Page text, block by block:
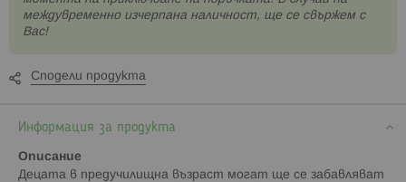
междувременно изчерпана наличност, ще се свържем с
Вас!
Сподели продукта
Информация за продукта
Описание
Децата в предучилищна възраст могат ще се забавляват